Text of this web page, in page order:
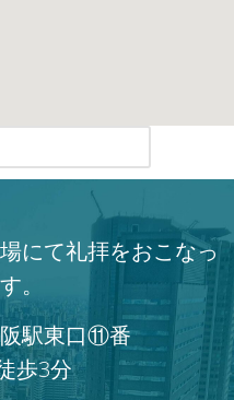
にて礼拝をおこなっ
。
駅東口⑪番
歩3分